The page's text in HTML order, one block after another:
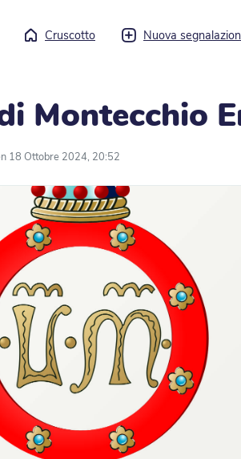
Cruscotto Nuova
Montecchio
18 Ottobre 2024, 20:52